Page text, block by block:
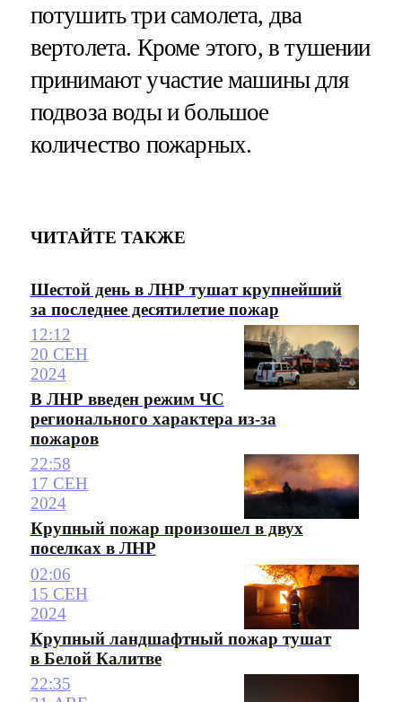
потушить три самолета, два
вертолета. Кроме этого, в тушении
принимают участие машины для
подвоза воды и большое
количество пожарных.
ЧИТАЙТЕ ТАКЖЕ
Шестой день в ЛНР тушат крупнейший
за последнее десятилетие пожар
12:12
20 СЕН
2024
В ЛНР введен режим ЧС
регионального характера из-за
пожаров
22:58
17 СЕН
2024
Крупный пожар произошел в двух
поселках в ЛНР
02:06
15 СЕН
2024
Крупный ландшафтный пожар тушат
в Белой Калитве
22:35